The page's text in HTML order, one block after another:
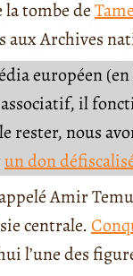
la tombe de
aux Archives
européen
il
rester, nous
un don
Amir
centrale.
l’une des